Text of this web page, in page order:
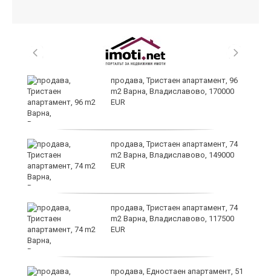
продава, Тристаен апартамент, 96
m2 Варна, Владиславово, 170000
EUR
продава, Тристаен апартамент, 74
m2 Варна, Владиславово, 149000
EUR
продава, Тристаен апартамент, 74
m2 Варна, Владиславово, 117500
EUR
продава, Едностаен апартамент, 51